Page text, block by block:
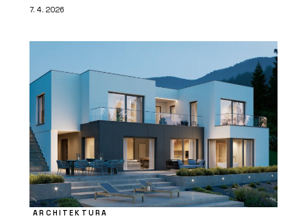
7. 4. 2026
ARCHITEKTURA